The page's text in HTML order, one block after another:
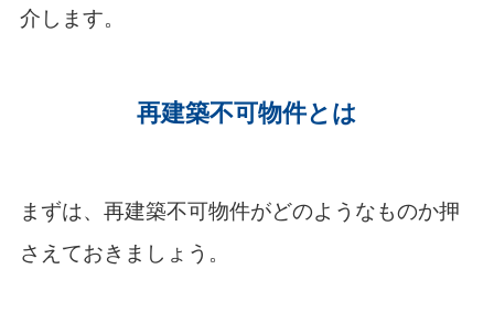
介します。
再建築不可物件とは
まずは、再建築不可物件がどのようなものか押
さえておきましょう。